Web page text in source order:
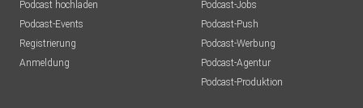
Podcast hochladen
Podcast-Events
Registrierung
Anmeldung
Podcast-Jobs
Podcast-Push
Podcast-Werbung
Podcast-Agentur
Podcast-Produktion